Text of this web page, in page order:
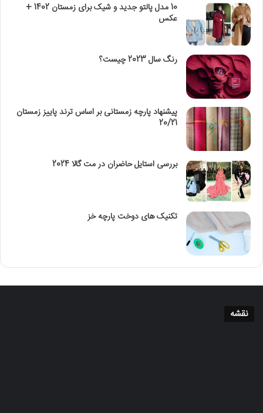
10 مدل پالتو جدید و شیک برای زمستان 1402 +
عکس
رنگ سال 2023 چیست؟
پیشنهاد پارچه زمستانی بر اساس ترند پاییز زمستان
20/21
بررسی استایل حاضران در مت گالا 2024
تکنیک‌ های دوخت پارچه خز
نقشه